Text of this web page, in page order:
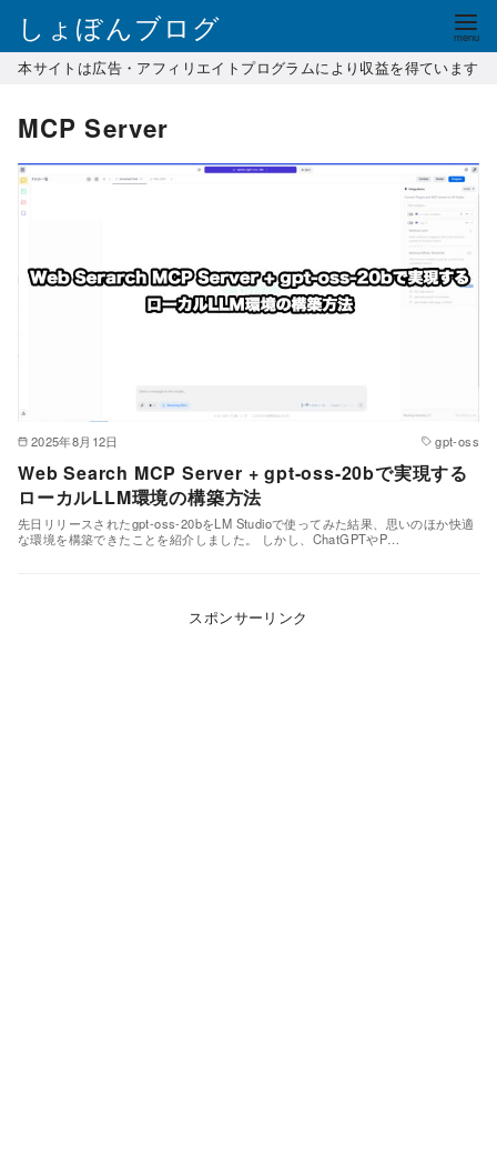
しょぼんブログ
本サイトは広告・アフィリエイトプログラムにより収益を得ています
MCP Server
2025年8月12日 gpt-oss
Web Search MCP Server + gpt-oss-20bで実現する
ローカルLLM環境の構築方法
先日リリースされたgpt-oss-20bをLM Studioで使ってみた結果、思いのほか快適
な環境を構築できたことを紹介しました。 しかし、ChatGPTやP…
スポンサーリンク